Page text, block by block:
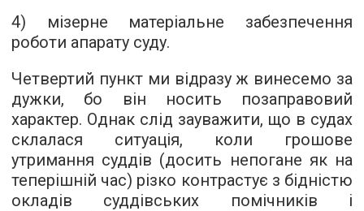
4) мізерне матеріальне забезпечення
роботи апарату суду.
Четвертий пункт ми відразу ж винесемо за
дужки, бо він носить позаправовий
характер. Однак слід зауважити, що в судах
склалася ситуація, коли грошове
утримання суддів (досить непогане як на
теперішній час) різко контрастує з бідністю
окладів суддівських помічників і